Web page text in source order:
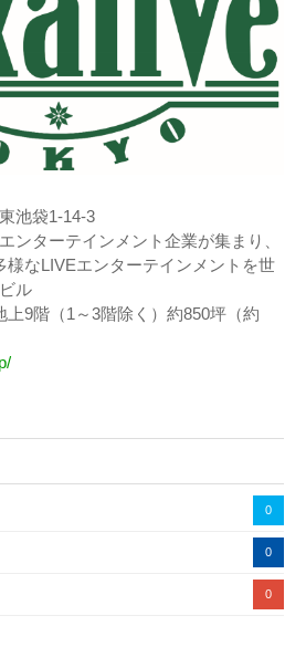
池袋1-14-3
ターテインメント企業が集まり、
様なLIVEエンターテインメントを世
ル
9階（1～3階除く）約850坪（約
0
0
0